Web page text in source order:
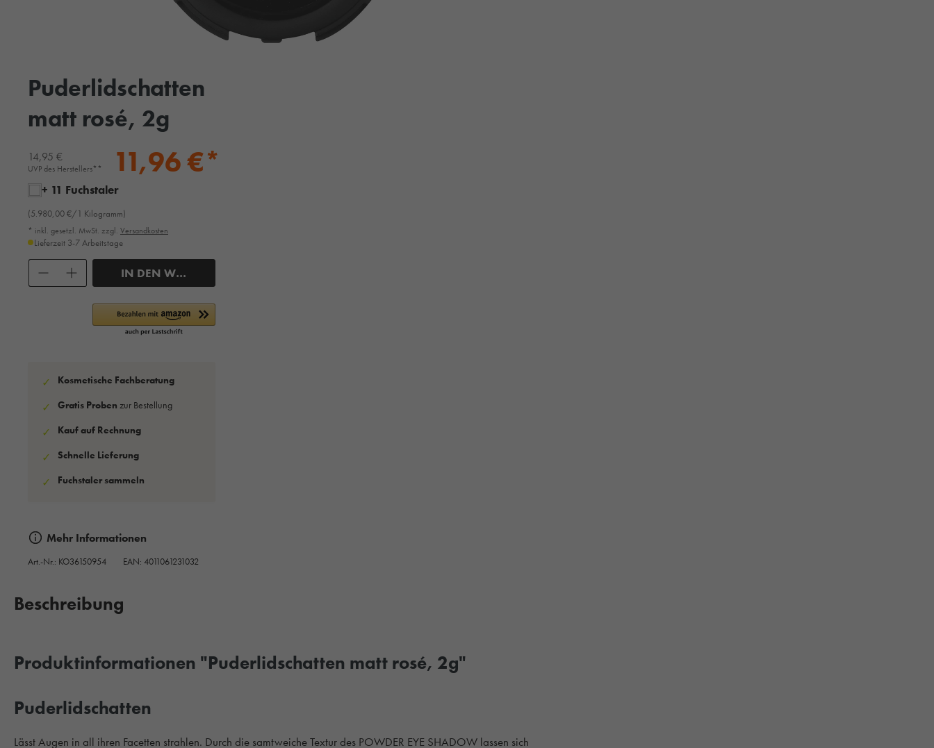
Puderlidschatten
matt rosé, 2g
14,95 €
UVP des Herstellers** 11,96 €*
+ 11 Fuchstaler
(5.980,00 €/1 Kilogramm)
* inkl. gesetzl. MwSt. zzgl. Versandkosten
Lieferzeit 3-7 Arbeitstage
IN DEN WARENKORB
✓ Kosmetische Fachberatung
✓ Gratis Proben zur Bestellung
✓ Kauf auf Rechnung
✓ Schnelle Lieferung
✓ Fuchstaler sammeln
Mehr Informationen
Art.-Nr.: KO36150954 EAN: 4011061231032
Beschreibung
Produktinformationen "Puderlidschatten matt rosé, 2g"
Puderlidschatten
Lässt Augen in all ihren Facetten strahlen. Durch die samtweiche Textur des POWDER EYE SHADOW lassen sich